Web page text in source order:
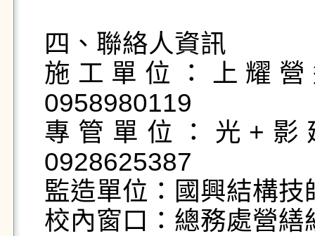
四、聯絡人資訊
施工單位：上耀
0958980119
專管單位：光+
0928625387
監造單位：國興結構
校內窗口：總務處營